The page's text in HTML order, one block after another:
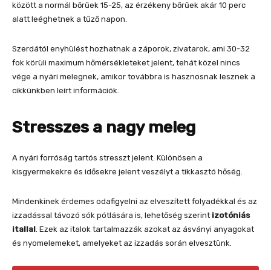
között a normál bőrűek 15-25, az érzékeny bőrűek akár 10 perc
alatt leéghetnek a tűző napon.
Szerdától enyhülést hozhatnak a záporok, zivatarok, ami 30-32
fok körüli maximum hőmérsékleteket jelent, tehát közel nincs
vége a nyári melegnek, amikor továbbra is hasznosnak lesznek a
cikkünkben leírt információk.
Stresszes a nagy meleg
A nyári forróság tartós stresszt jelent. Különösen a
kisgyermekekre és idősekre jelent veszélyt a tikkasztó hőség.
Mindenkinek érdemes odafigyelni az elveszített folyadékkal és az
izzadással távozó sók pótlására is, lehetőség szerint izotóniás
itallal. Ezek az italok tartalmazzák azokat az ásványi anyagokat
és nyomelemeket, amelyeket az izzadás során elvesztünk.